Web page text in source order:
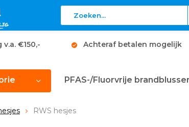
€150,- Achteraf betalen mogelijk
PFAS-/Fluorvrije
RWS hesjes